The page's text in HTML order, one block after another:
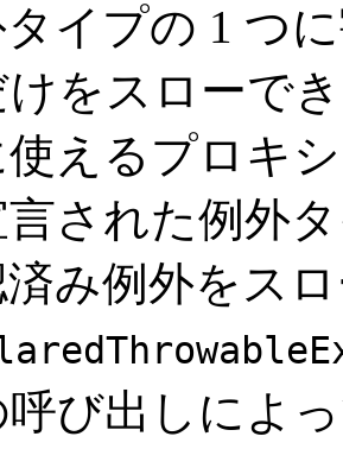
イプの 1 つ
けをスローで
えるプロキ
言された例外
み例外をス
呼び出しによ